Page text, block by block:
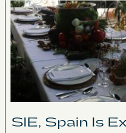
SIE, Spain Is